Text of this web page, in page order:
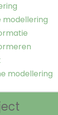
modellering
modellering